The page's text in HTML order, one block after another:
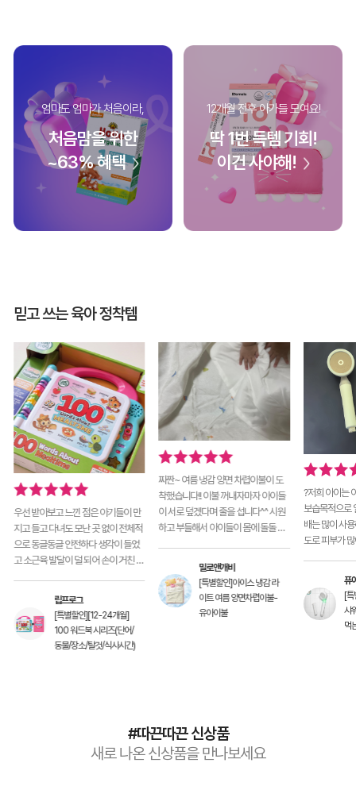
엄마도 엄마가 처음이라,
처음맘을 위한
~63% 혜택
12개월 전후 아가들 모여요!
딱 1번 득템 기회!
이건 사야해!
믿고 쓰는 육아 정착템
우선 받아보고 느낀 점은 아기들이 만
지고 들고 다녀도 모난 곳 없이 전체적
으로 동글동글 안전하다 생각이 들었
고 소근육 발달이 덜 되어 손이 거친 아
립프로그
[특별할인][12-24개월]
100 워드북 시리즈(단어/
동물/장소/탈것/식사시간)
짜짠~ 여름 냉감 양면 차렵이불이 도
착했습니다!! 이불 꺼내자마자 아이들
이 서로 덮겠다며 줄을 섭니다^^ 시원
하고 부들해서 아이들이 몸에 돌돌 꼭
밀로앤개비
[특별할인]아이스 냉감 라
이트 여름 양면차렵이불-
유아이불
?저희 아이는
보습목적으로
배는 많이 사
도로 피부가
퓨
[
샤
먹
#따끈따끈 신상품
새로 나온 신상품을 만나보세요